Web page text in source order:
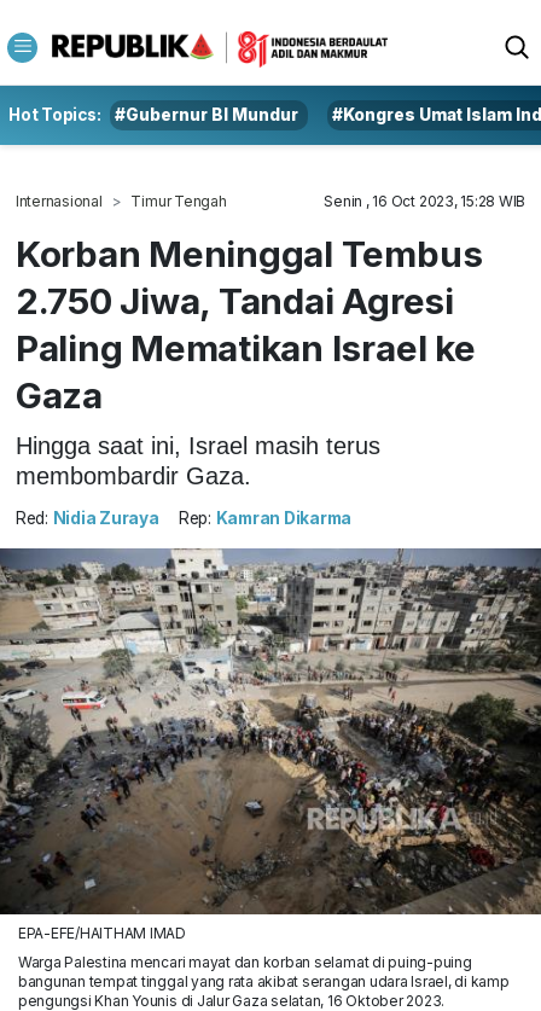
Hot Topics: #Gubernur BI Mundur #Kongres Umat Islam
Internasional Timur Tengah Senin , 16 Oct 2023, 15:28 WIB
Korban Meninggal Tembus
2.750 Jiwa, Tandai Agresi
Paling Mematikan Israel ke
Gaza
Hingga saat ini, Israel masih terus
membombardir Gaza.
Red: Nidia Zuraya Rep: Kamran Dikarma
EPA-EFE/HAITHAM IMAD
Warga Palestina mencari mayat dan korban selamat di puing-puing
bangunan tempat tinggal yang rata akibat serangan udara Israel, di kamp
pengungsi Khan Younis di Jalur Gaza selatan, 16 Oktober 2023.